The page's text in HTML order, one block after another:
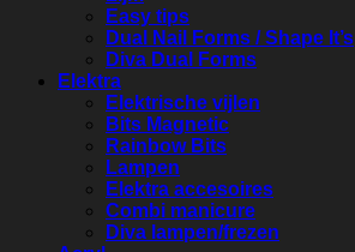
Easy tips
Dual Nail Forms / Shape It’s
Diva Dual Forms
Elektra
Elektrische vijlen
Bits Magnetic
Rainbow Bits
Lampen
Elektra accesoires
Combi manicure
Diva lampen/frezen